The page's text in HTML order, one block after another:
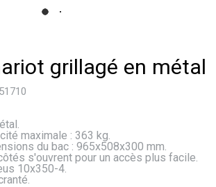
grillagé en métal
51710
maximale : 363 kg.
du bac : 965x508x300 mm.
s'ouvrent pour un accès plus facile.
10x350-4.